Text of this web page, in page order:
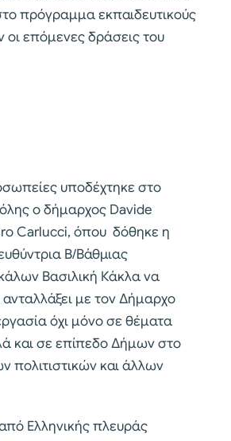
πρόγραμμα εκπαιδευτικούς
οι επόμενες δράσεις του
υποδέχτηκε στο
ο δήμαρχος Davide
Carlucci, όπου δόθηκε η
Β/Βάθμιας
Βασιλική Κάκλα να
ανταλλάξει με τον Δήμαρχο
όχι μόνο σε θέματα
και σε επίπεδο Δήμων στο
πολιτιστικών και άλλων
Ελληνικής πλευράς